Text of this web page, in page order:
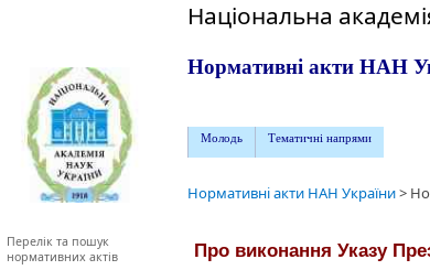
Національна
Нормативні акти НАН
Молодь Тематичні напрями
Нормативні акти НАН України>
Перелік та пошук
нормативних актів
Про виконання Указу